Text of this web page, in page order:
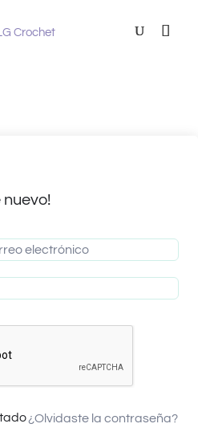
nuevo!
¿Olvidaste la contraseña?